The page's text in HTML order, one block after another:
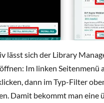
lässt sich der Library
Im linken Seitenmenü
dann im Typ-Filter
Damit bekommt man eine